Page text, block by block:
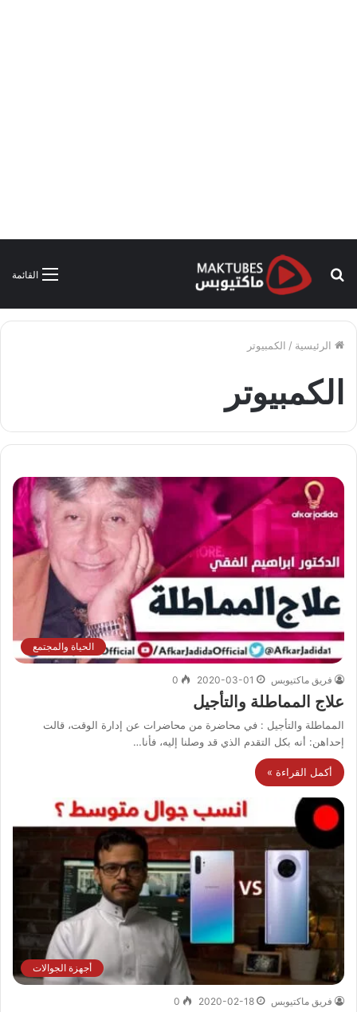
القائمة
بحث
الرئيسية / الكمبيوتر
الكمبيوتر
الحياة والمجتمع
فريق ماكتيوبس 2020-03-01
0
علاج المماطلة والتأجيل
المماطلة والتأجيل : في محاضرة من محاضرات عن إدارة الوقت، قالت
إحداهن: أنه بكل التقدم الذي قد وصلنا إليه، فأنا…
أكمل القراءة »
أجهزة الجوالات
فريق ماكتيوبس 2020-02-18
0